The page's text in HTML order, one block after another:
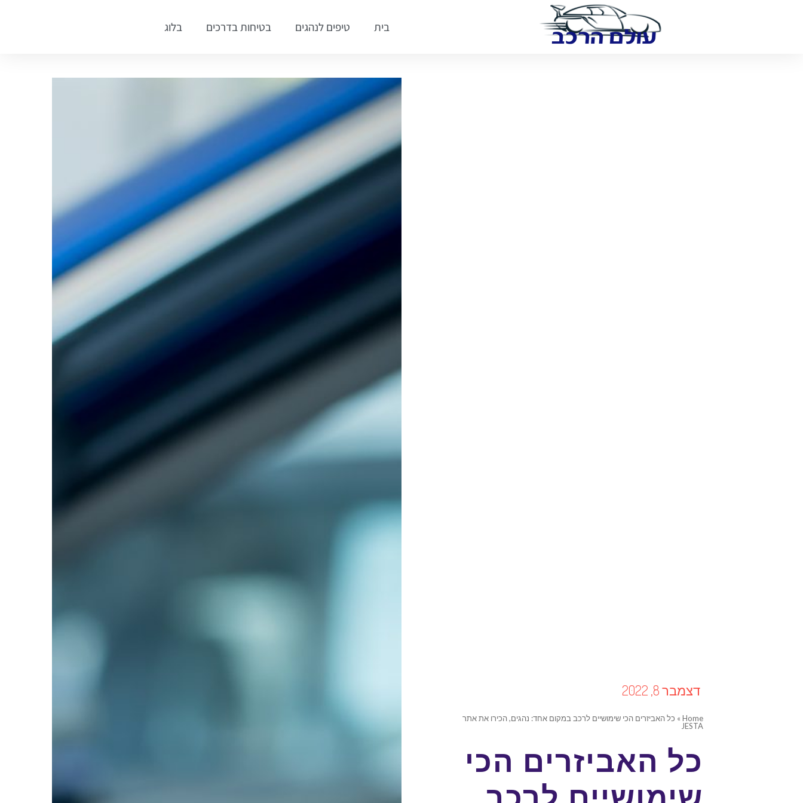
בית טיפים לנהגים בטיחות בדרכים בלוג
דצמבר 8, 2022
Home
» כל האביזרים הכי שימושיים לרכב במקום אחד: נהגים, הכירו את אתר
JESTA
כל האביזרים הכי